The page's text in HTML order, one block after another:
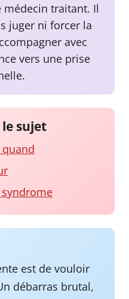
médecin traitant. Il
juger ni forcer la
avec
vers une prise
sujet
est de vouloir
débarras brutal,